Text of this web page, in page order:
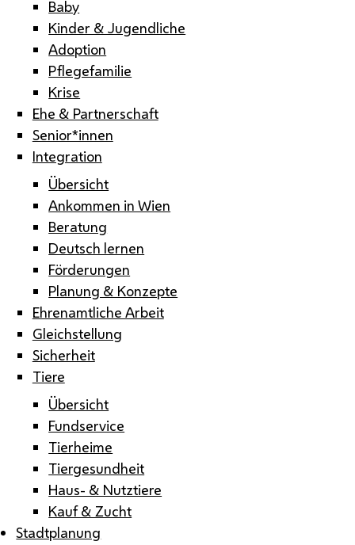
Baby
Kinder & Jugendliche
Adoption
Pflegefamilie
Krise
Ehe & Partnerschaft
Senior*innen
Integration
Übersicht
Ankommen in Wien
Beratung
Deutsch lernen
Förderungen
Planung & Konzepte
Ehrenamtliche Arbeit
Gleichstellung
Sicherheit
Tiere
Übersicht
Fundservice
Tierheime
Tiergesundheit
Haus- & Nutztiere
Kauf & Zucht
Stadtplanung